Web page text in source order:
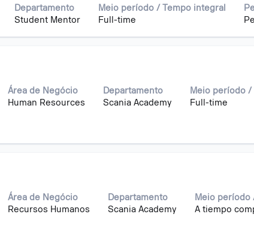
Departamento
Student Mentor
Meio período / Tempo integral
Full-time
Área de Negócio
Human Resources
Departamento
Scania Academy
Meio período /
Full-time
Área de Negócio
Recursos Humanos
Departamento
Scania Academy
Meio período
A tiempo